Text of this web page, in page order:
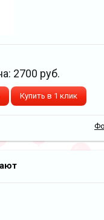
2700 руб.
Купить в 1 клик